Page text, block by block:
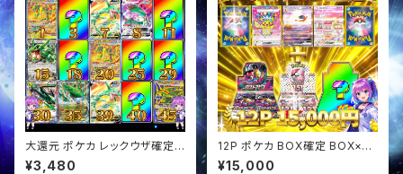
大還元 ポケカ レックウザ確定
スタ賞 オリパ
¥3,480
12P ポケカ BOX確定 BOX×SA
Rセットオリパ
¥15,000